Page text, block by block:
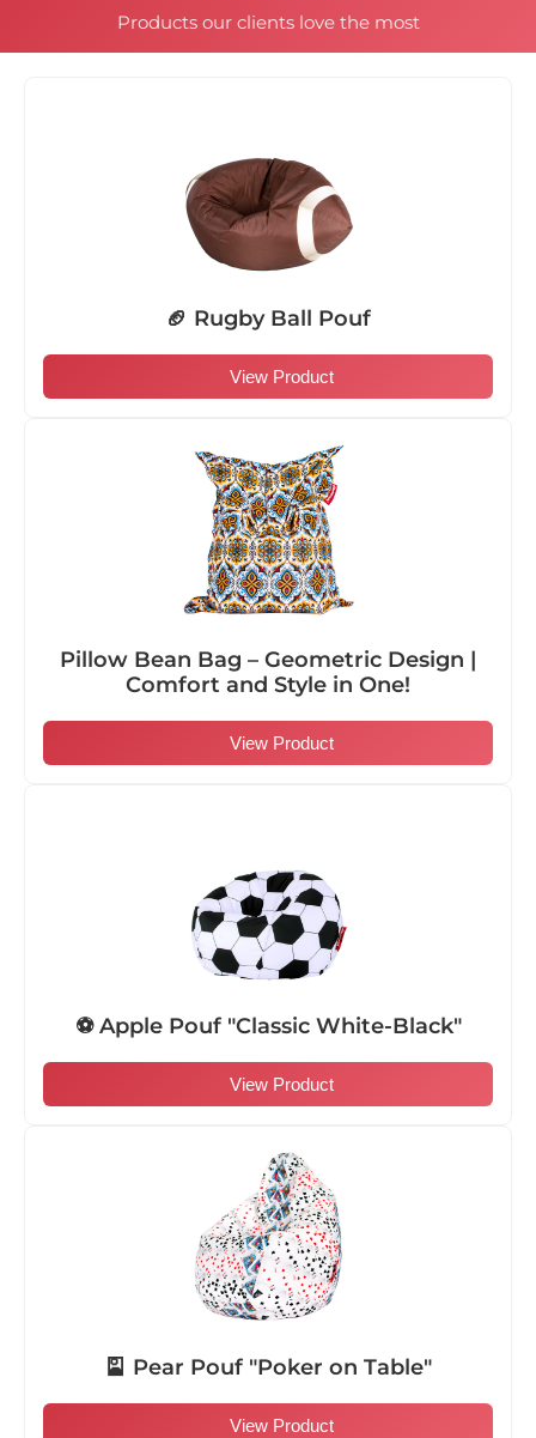
Products our clients love the most
🏈 Rugby Ball Pouf
View Product
Pillow Bean Bag – Geometric Design |
Comfort and Style in One!
View Product
⚽ Apple Pouf "Classic White-Black"
View Product
🎴 Pear Pouf "Poker on Table"
View Product